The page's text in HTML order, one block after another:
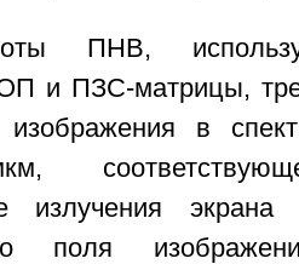
ПНВ,
и ПЗС-матрицы,
изображения в
излучения
поля